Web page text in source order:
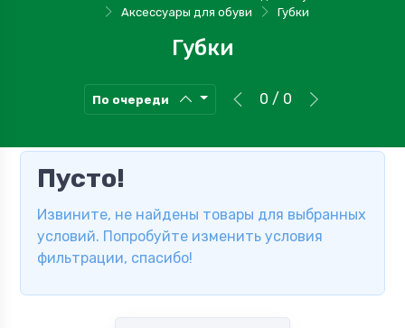
Аксессуары для обуви
Губки
Губки
По очереди 0 / 0
Пусто!
Извините, не найдены товары для выбранных
условий. Попробуйте изменить условия
фильтрации, спасибо!